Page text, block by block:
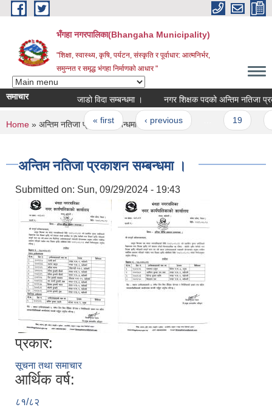
Skip to main content
भँगहा नगरपालिका(Bhangaha Municipality)
"शिक्षा, स्वास्थ्य, कृषि, पर्यटन, संस्कृति र पूर्वाधार: आत्मनिर्भर,
समुन्नत र समृद्ध भंगहा निर्माणको आधार "
समाचार जाडो विदा सम्बन्धमा । नगर शिक्षक पदको अन्तिम नतिजा
Pages
« first ‹ previous
You are here
Home » अन्तिम नतिजा प्रकाशन सम्बन्धमा ।
अन्तिम नतिजा प्रकाशन सम्बन्धमा ।
Submitted on: Sun, 09/29/2024 - 19:43
प्रकार:
सूचना तथा समाचार
आर्थिक वर्ष:
८१/८२